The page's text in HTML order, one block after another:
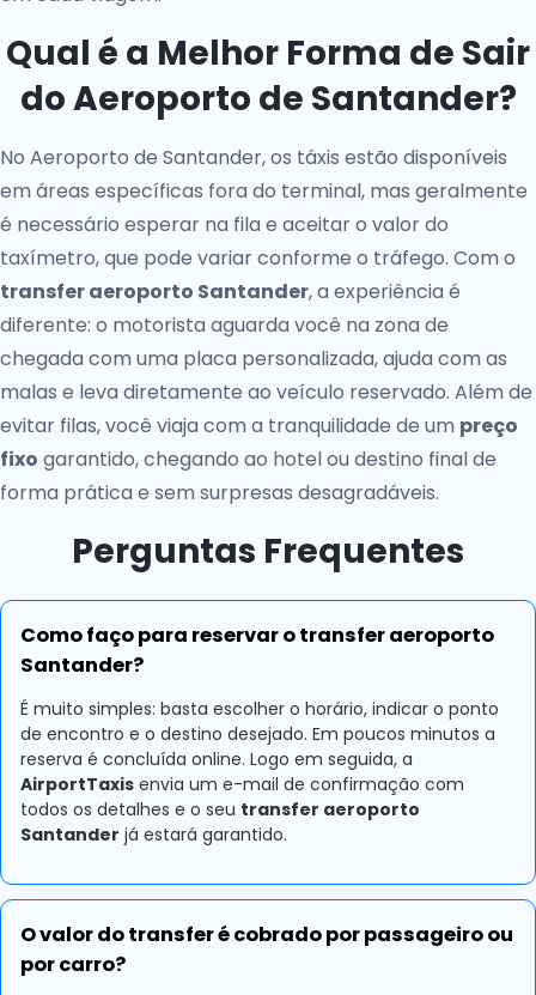
Qual é a Melhor Forma de Sair
do Aeroporto de Santander?
No Aeroporto de Santander, os táxis estão disponíveis
em áreas específicas fora do terminal, mas geralmente
é necessário esperar na fila e aceitar o valor do
taxímetro, que pode variar conforme o tráfego. Com o
transfer aeroporto Santander, a experiência é
diferente: o motorista aguarda você na zona de
chegada com uma placa personalizada, ajuda com as
malas e leva diretamente ao veículo reservado. Além de
evitar filas, você viaja com a tranquilidade de um preço
fixo garantido, chegando ao hotel ou destino final de
forma prática e sem surpresas desagradáveis.
Perguntas Frequentes
Como faço para reservar o transfer aeroporto
Santander?
É muito simples: basta escolher o horário, indicar o ponto
de encontro e o destino desejado. Em poucos minutos a
reserva é concluída online. Logo em seguida, a
AirportTaxis envia um e-mail de confirmação com
todos os detalhes e o seu transfer aeroporto
Santander já estará garantido.
O valor do transfer é cobrado por passageiro ou
por carro?